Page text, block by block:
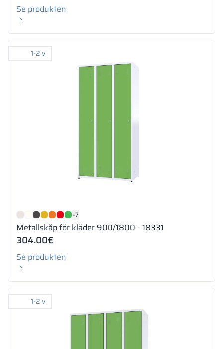
Se produkten
1-2 v
+7
Metallskåp för kläder 900/1800 - 18331
304.00€
Se produkten
1-2 v